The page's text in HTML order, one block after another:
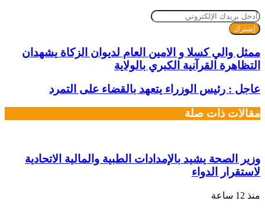
أدخل
بريدك
الإلكتروني
ممثل والي كسلا و الامين العام لديوان الزكاة يشهدان
التظاهرة القرآنية الكبري بالولاية
عاجل : رئيس الوزراء يتعهد بالقضاء على التمرد
مقالات ذات صلة
وزير الصحة يشيد بالإمدادات الطبية والمالية الاتحادية
لاستقرار الدواء
منذ 12 ساعة